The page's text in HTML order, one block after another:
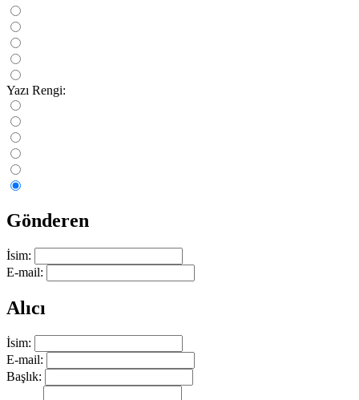
Yazı Rengi:
Gönderen
İsim:
E-mail:
Alıcı
İsim:
E-mail:
Başlık: